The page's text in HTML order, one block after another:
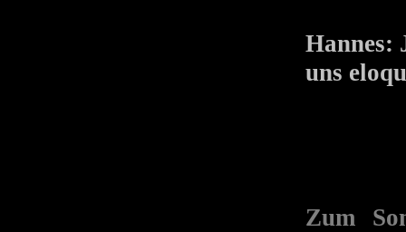
Hannes:
uns
Zum